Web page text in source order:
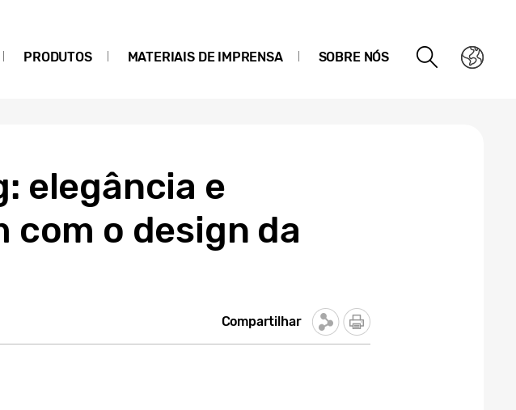
PRODUTOS MATERIAIS DE IMPRENSA SOBRE NÓS
elegância e
o design da
Compartilhar